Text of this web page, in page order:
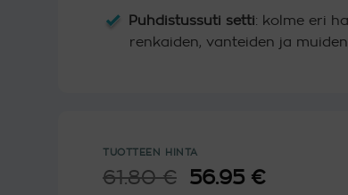
Puhdistussuti setti: kolme eri
renkaiden, vanteiden ja
TUOTTEEN HINTA
61.80€ Alkuperäinen
56.95 €